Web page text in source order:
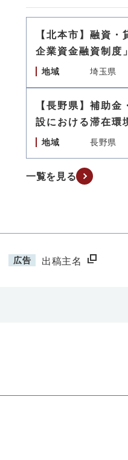
【北本市】融資
企業資金融資制度」
地域 埼玉県
【長野県】補助
設における滞在環
地域 長野県
一覧を見る
広告 出稿主名